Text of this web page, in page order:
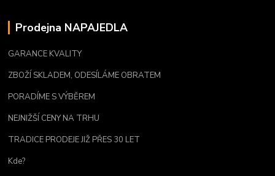
Prodejna NAPAJEDLA
GARANCE KVALITY
ZBOŽÍ SKLADEM, ODESÍLÁME OBRATEM
PORADÍME S VÝBĚREM
NEJNIŽŠÍ CENY NA TRHU
TRADICE PRODEJE JIŽ PŘES 30 LET
Kde?